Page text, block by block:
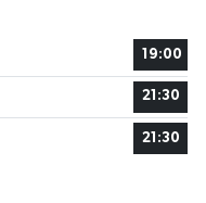
19:00
21:30
21:30